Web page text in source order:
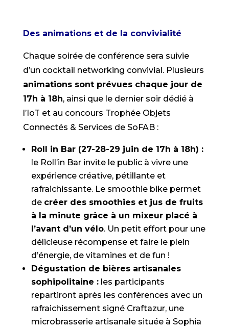
Des animations et de la convivialité
Chaque soirée de conférence sera suivie
d’un cocktail networking convivial. Plusieurs
animations sont prévues chaque jour de
17h à 18h, ainsi que le dernier soir dédié à
l’IoT et au concours Trophée Objets
Connectés & Services de SoFAB :
Roll in Bar (27-28-29 juin de 17h à 18h) :
le Roll’in Bar invite le public à vivre une
expérience créative, pétillante et
rafraichissante. Le smoothie bike permet
de créer des smoothies et jus de fruits
à la minute grâce à un mixeur placé à
l’avant d’un vélo. Un petit effort pour une
délicieuse récompense et faire le plein
d’énergie, de vitamines et de fun !
Dégustation de bières artisanales
sophipolitaine :les participants
repartiront après les conférences avec un
rafraichissement signé Craftazur, une
microbrasserie artisanale située à Sophia